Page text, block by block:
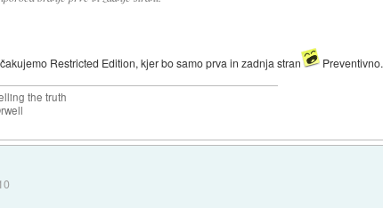
Restricted Edition, kjer bo samo prva in zadnja stran Preventivno.
the truth